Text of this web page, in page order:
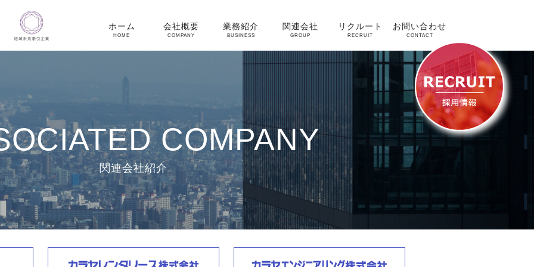
ホーム
HOME
会社概要
COMPANY
業務紹介
BUSINESS
関連会社
GROUP
リクルート
RECRUIT
お問い合わせ
CONTACT
COMPANY
関連会社紹介